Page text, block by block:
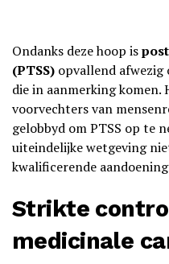
Ondanks deze hoop is
(PTSS) opvallend afwezig
die in aanmerking komen.
voorvechters van
gelobbyd om PTSS op te
uiteindelijke wetgeving
kwalificerende
Strikte
medicinale